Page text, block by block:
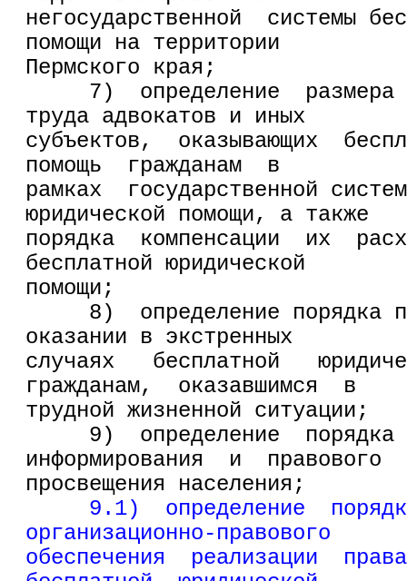
негосударственной  системы
помощи на территории
Пермского края;
7)  определение  размера
труда адвокатов и иных
субъектов,  оказывающих
помощь  гражданам  в
рамках  государственной
юридической помощи, а также
порядка  компенсации  их
бесплатной юридической
помощи;
8)  определение порядка
оказании в экстренных
случаях   бесплатной
гражданам,  оказавшимся  в
трудной жизненной ситуации;
9)  определение  порядка
информирования  и  правового
просвещения населения;
9.1)  определение
организационно-правового
обеспечения  реализации